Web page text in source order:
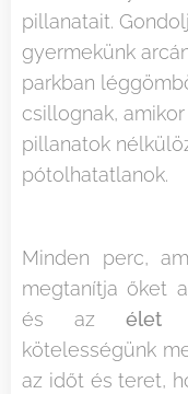
pillanatait.
gyermekünk
parkban
csillognak,
pillanatok
pótolhatatlanok.
Minden perc,
megtanítja őket a
és az élet
kötelességünk
az időt és teret,